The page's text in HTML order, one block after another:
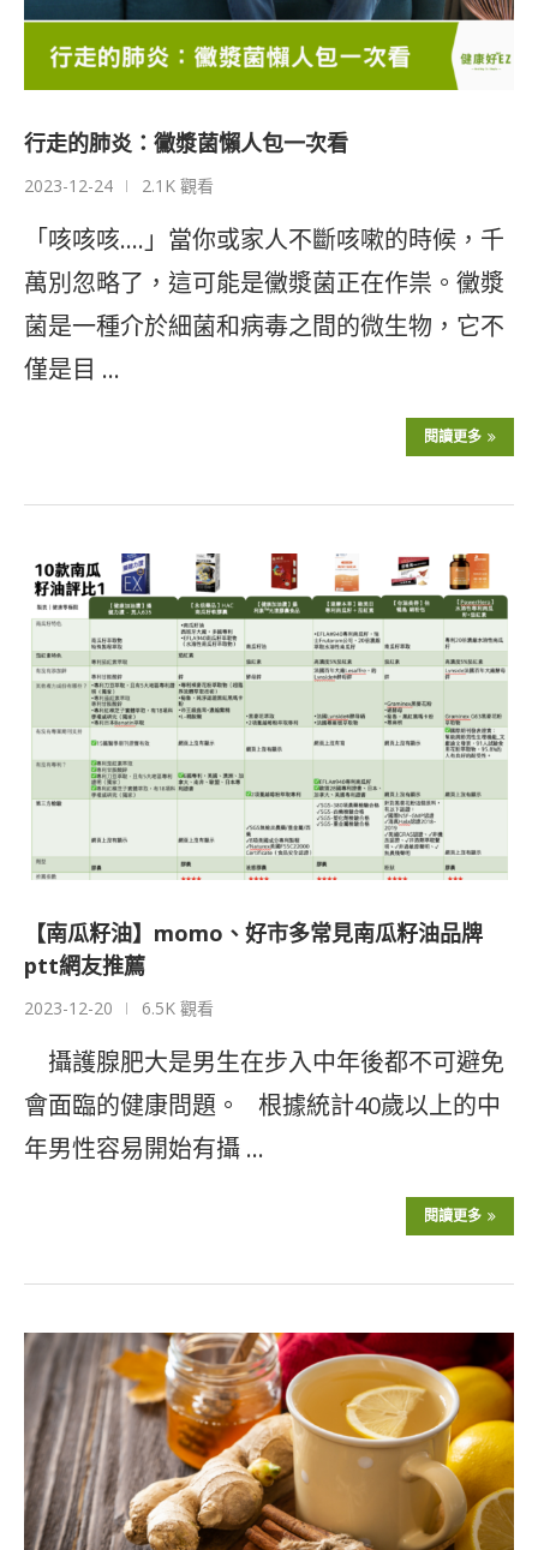
行走的肺炎：黴漿菌懶人包一次看
2023-12-24 2.1K 觀看
「咳咳咳….」當你或家人不斷咳嗽的時候，千
萬別忽略了，這可能是黴漿菌正在作祟。黴漿
菌是一種介於細菌和病毒之間的微生物，它不
僅是目 …
閱讀更多
【南瓜籽油】momo、好市多常見南瓜籽油品牌
ptt網友推薦
2023-12-20 6.5K 觀看
攝護腺肥大是男生在步入中年後都不可避免
會面臨的健康問題。 根據統計40歲以上的中
年男性容易開始有攝 …
閱讀更多